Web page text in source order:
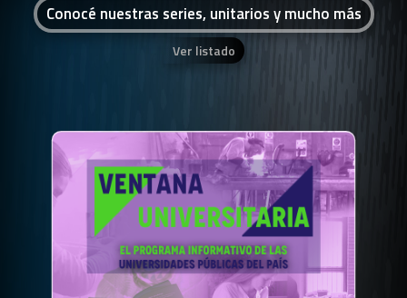
Conocé nuestras series, unitarios y mucho más
Ver listado